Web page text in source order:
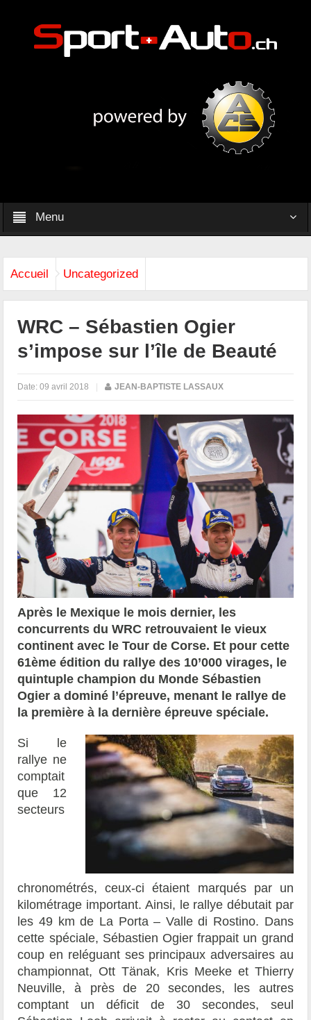
Menu
Accueil Uncategorized
WRC – Sébastien Ogier
s’impose sur l’île de Beauté
Date:09 avril 2018 | JEAN-BAPTISTE LASSAUX
Après le Mexique le mois dernier, les
concurrents du WRC retrouvaient le vieux
continent avec le Tour de Corse. Et pour cette
61ème édition du rallye des 10’000 virages, le
quintuple champion du Monde Sébastien
Ogier a dominé l’épreuve, menant le rallye de
la première à la dernière épreuve spéciale.
Si le
rallye ne
comptait
que 12
secteurs
chronométrés, ceux-ci étaient marqués par un
kilométrage important. Ainsi, le rallye débutait par
les 49 km de La Porta – Valle di Rostino. Dans
cette spéciale, Sébastien Ogier frappait un grand
coup en reléguant ses principaux adversaires au
championnat, Ott Tänak, Kris Meeke et Thierry
Neuville, à près de 20 secondes, les autres
comptant un déficit de 30 secondes, seul